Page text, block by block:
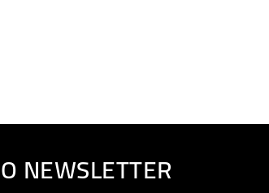
NEWSLETTER